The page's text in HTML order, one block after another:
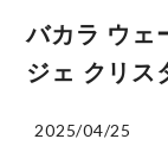
バカラ ウェ
ジェ クリス
2025/04/25